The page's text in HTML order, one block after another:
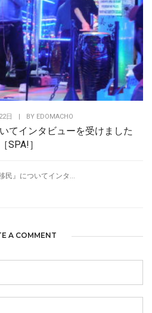
日 BY EDOMACHO
てインタビューを受けました
［SPA!］
民』についてインタ...
A COMMENT